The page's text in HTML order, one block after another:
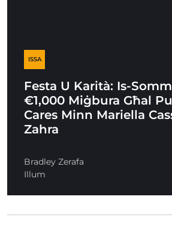
ISSA
Festa U Karità: Is-
€1,000 Miġbura Għal
Cares Minn Mariella
Zahra
Bradley Zerafa
Illum